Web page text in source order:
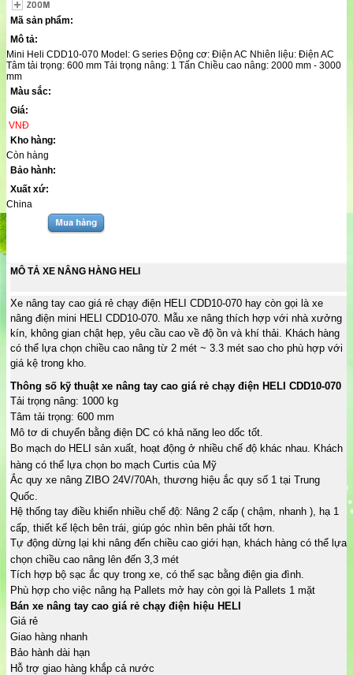
Mã sản phẩm:
Mô tả:
Mini Heli CDD10-070 Model: G series Động cơ: Điện AC Nhiên liệu: Điện AC
Tâm tải trọng: 600 mm Tải trọng nâng: 1 Tấn Chiều cao nâng: 2000 mm - 3000
mm
Màu sắc:
Giá:
VNĐ
Kho hàng:
Còn hàng
Bảo hành:
Xuất xứ:
China
MÔ TẢ XE NÂNG HÀNG HELI
Xe nâng tay cao giá rẻ chạy điện HELI CDD10-070 hay còn gọi là xe
nâng điện mini HELI CDD10-070. Mẫu xe nâng thích hợp với nhà xưởng
kín, không gian chật hẹp, yêu cầu cao về độ ồn và khí thải. Khách hàng
có thể lựa chọn chiều cao nâng từ 2 mét ~ 3.3 mét sao cho phù hợp với
giá kệ trong kho.
Thông số kỹ thuật xe nâng tay cao giá rẻ chạy điện HELI CDD10-070
Tải trọng nâng: 1000 kg
Tâm tải trọng: 600 mm
Mô tơ di chuyển bằng điện DC có khả năng leo dốc tốt.
Bo mạch do HELI sản xuất, hoạt động ở nhiều chế độ khác nhau. Khách
hàng có thể lựa chọn bo mạch Curtis của Mỹ
Ắc quy xe nâng ZIBO 24V/70Ah, thương hiệu ắc quy số 1 tại Trung
Quốc.
Hệ thống tay điều khiển nhiều chế độ: Nâng 2 cấp ( chậm, nhanh ), hạ 1
cấp, thiết kế lệch bên trái, giúp góc nhìn bên phải tốt hơn.
Tự động dừng lại khi nâng đến chiều cao giới hạn, khách hàng có thể lựa
chọn chiều cao nâng lên đến 3,3 mét
Tích hợp bộ sạc ắc quy trong xe, có thể sạc bằng điện gia đình.
Phù hợp cho việc nâng hạ Pallets mở hay còn gọi là Pallets 1 mặt
Bán xe nâng tay cao giá rẻ chạy điện hiệu HELI
Giá rẻ
Giao hàng nhanh
Bảo hành dài hạn
Hỗ trợ giao hàng khắp cả nước